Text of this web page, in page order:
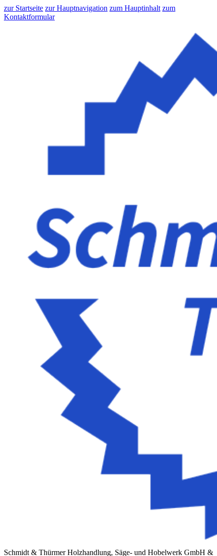
zur Startseite zur Hauptnavigation zum Hauptinhalt zum
Kontaktformular
Schmidt & Thürmer Holzhandlung, Säge- und Hobelwerk GmbH &